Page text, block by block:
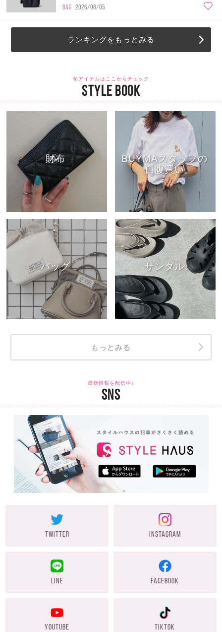
BAG 2026/08/05
ランキングをもっとみる
旬アイテムはここからチェック
STYLE BOOK
財布
BUYMAスタッフの
自腹買い
バッグ サンダル
もっとみる
最新情報を配信中♪
SNS
TWITTER INSTAGRAM
LINE FACEBOOK
YOUTUBE TIKTOK